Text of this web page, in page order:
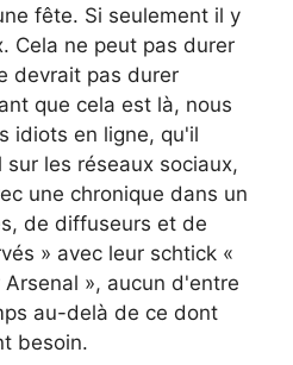
fête. Si seulement il y
Cela ne peut pas durer
devrait pas durer
que cela est là, nous
idiots en ligne, qu'il
les réseaux sociaux,
une chronique dans un
de diffuseurs et de
» avec leur schtick «
», aucun d'entre
au-delà de ce dont
besoin.